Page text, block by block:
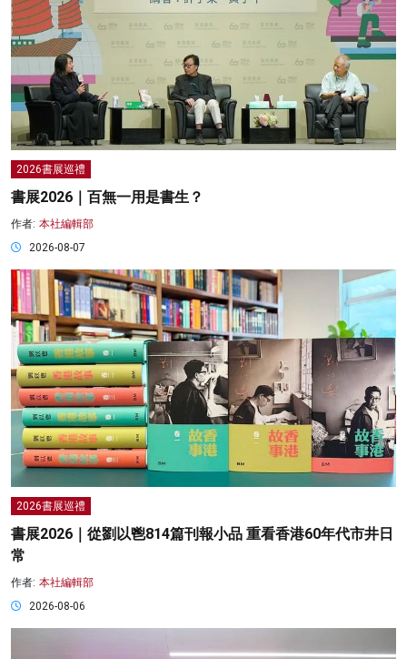
2026書展巡禮
書展2026｜百無一用是書生？
作者: 本社編輯部
2026-08-07
2026書展巡禮
書展2026｜從劉以鬯814篇刊報小品 重看香港60年代市井日
常
作者: 本社編輯部
2026-08-06